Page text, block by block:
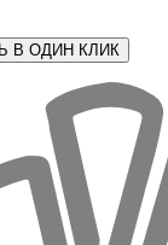
В ОДИН КЛИК